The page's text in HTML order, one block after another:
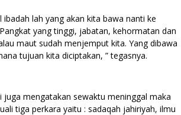
lah yang akan kita bawa nanti ke
yang tinggi, jabatan, kehormatan dan
maut sudah menjemput kita. Yang dibawa
tujuan kita diciptakan, ” tegasnya.
juga mengatakan sewaktu meninggal maka
tiga perkara yaitu : sadaqah jahiriyah, ilmu